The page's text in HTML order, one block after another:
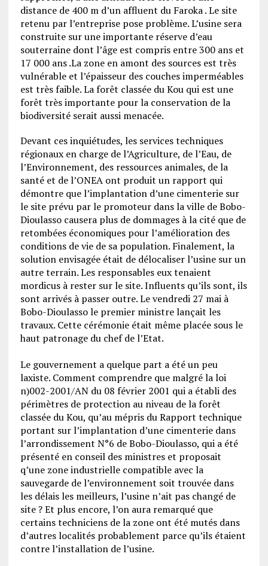
distance de 400 m d’un affluent du Faroka . Le site
retenu par l’entreprise pose problème. L’usine sera
construite sur une importante réserve d’eau
souterraine dont l’âge est compris entre 300 ans et
17 000 ans .La zone en amont des sources est très
vulnérable et l’épaisseur des couches imperméables
est très faible. La forêt classée du Kou qui est une
forêt très importante pour la conservation de la
biodiversité serait aussi menacée.
Devant ces inquiétudes, les services techniques
régionaux en charge de l’Agriculture, de l’Eau, de
l’Environnement, des ressources animales, de la
santé et de l’ONEA ont produit un rapport qui
démontre que l’implantation d’une cimenterie sur
le site prévu par le promoteur dans la ville de Bobo-
Dioulasso causera plus de dommages à la cité que de
retombées économiques pour l’amélioration des
conditions de vie de sa population. Finalement, la
solution envisagée était de délocaliser l’usine sur un
autre terrain. Les responsables eux tenaient
mordicus à rester sur le site. Influents qu’ils sont, ils
sont arrivés à passer outre. Le vendredi 27 mai à
Bobo-Dioulasso le premier ministre lançait les
travaux. Cette cérémonie était même placée sous le
haut patronage du chef de l’Etat.
Le gouvernement a quelque part a été un peu
laxiste. Comment comprendre que malgré la loi
n)002-2001/AN du 08 février 2001 qui a établi des
périmètres de protection au niveau de la forêt
classée du Kou, qu’au mépris du Rapport technique
portant sur l’implantation d’une cimenterie dans
l’arrondissement N°6 de Bobo-Dioulasso, qui a été
présenté en conseil des ministres et proposait
q’une zone industrielle compatible avec la
sauvegarde de l’environnement soit trouvée dans
les délais les meilleurs, l’usine n’ait pas changé de
site ? Et plus encore, l’on aura remarqué que
certains techniciens de la zone ont été mutés dans
d’autres localités probablement parce qu’ils étaient
contre l’installation de l’usine.